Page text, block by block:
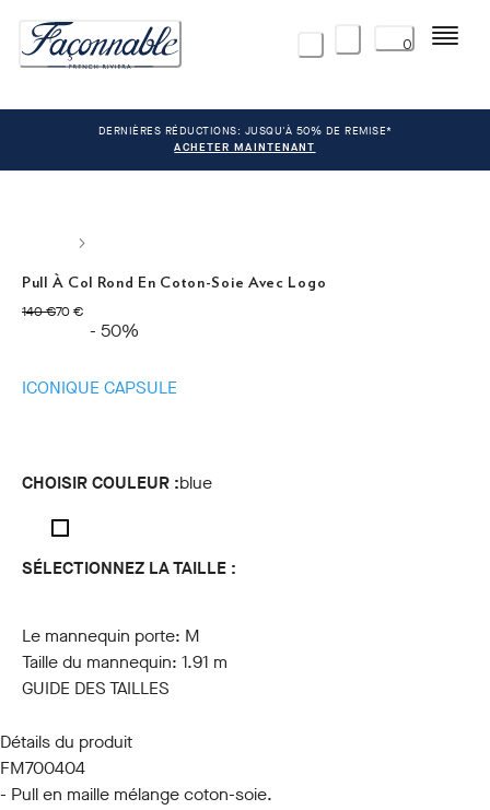
0 Menu
DERNIÈRES RÉDUCTIONS: JUSQU'À 50% DE REMISE*
ACHETER MAINTENANT
Pull À Col Rond En Coton-Soie Avec Logo
140 €
original price 140 €
70 €
current price 70 €
- 50%
ICONIQUE CAPSULE
CHOISIR COULEUR :blue
SÉLECTIONNEZ LA TAILLE :
Le mannequin porte: M
Taille du mannequin: 1.91 m
GUIDE DES TAILLES
Détails du produit
FM700404
- Pull en maille mélange coton-soie.